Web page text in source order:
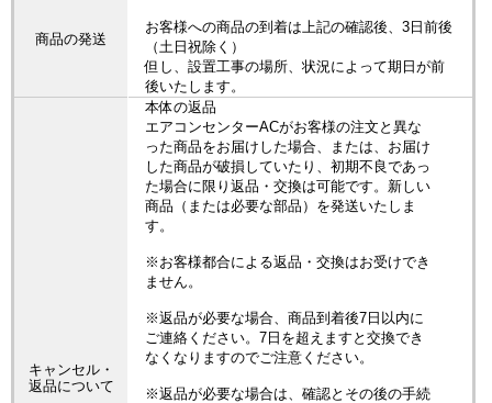
商品の発送
お客様への商品の到着は上記の確認後、3日前後
（土日祝除く）
但し、設置工事の場所、状況によって期日が前
後いたします。
キャンセル・
返品について
本体の返品
エアコンセンターACがお客様の注文と異な
った商品をお届けした場合、または、お届け
した商品が破損していたり、初期不良であっ
た場合に限り返品・交換は可能です。新しい
商品（または必要な部品）を発送いたしま
す。
※お客様都合による返品・交換はお受けでき
ません。
※返品が必要な場合、商品到着後7日以内に
ご連絡ください。7日を超えますと交換でき
なくなりますのでご注意ください。
※返品が必要な場合は、確認とその後の手続